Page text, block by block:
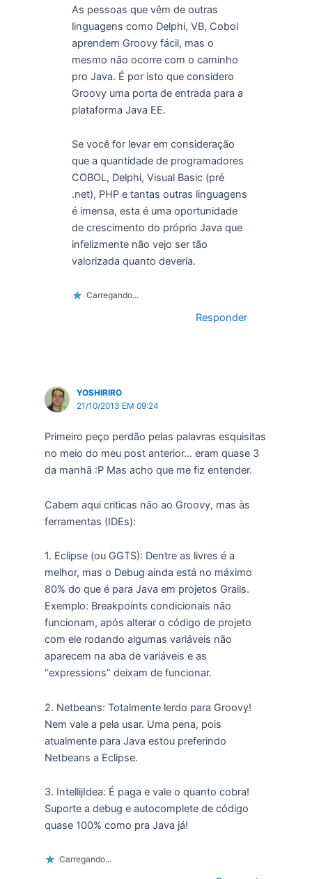
As pessoas que vêm de outras
linguagens como Delphi, VB, Cobol
aprendem Groovy fácil, mas o
mesmo não ocorre com o caminho
pro Java. É por isto que considero
Groovy uma porta de entrada para a
plataforma Java EE.
Se você for levar em consideração
que a quantidade de programadores
COBOL, Delphi, Visual Basic (pré
.net), PHP e tantas outras linguagens
é imensa, esta é uma oportunidade
de crescimento do próprio Java que
infelizmente não vejo ser tão
valorizada quanto deveria.
Carregando...
Responder
YOSHIRIRO
21/10/2013 EM 09:24
Primeiro peço perdão pelas palavras esquisitas
no meio do meu post anterior… eram quase 3
da manhã :P Mas acho que me fiz entender.
Cabem aqui criticas não ao Groovy, mas às
ferramentas (IDEs):
1. Eclipse (ou GGTS): Dentre as livres é a
melhor, mas o Debug ainda está no máximo
80% do que é para Java em projetos Grails.
Exemplo: Breakpoints condicionais não
funcionam, após alterar o código de projeto
com ele rodando algumas variáveis não
aparecem na aba de variáveis e as
“expressions” deixam de funcionar.
2. Netbeans: Totalmente lerdo para Groovy!
Nem vale a pela usar. Uma pena, pois
atualmente para Java estou preferindo
Netbeans a Eclipse.
3. IntellijIdea: É paga e vale o quanto cobra!
Suporte a debug e autocomplete de código
quase 100% como pra Java já!
Carregando...